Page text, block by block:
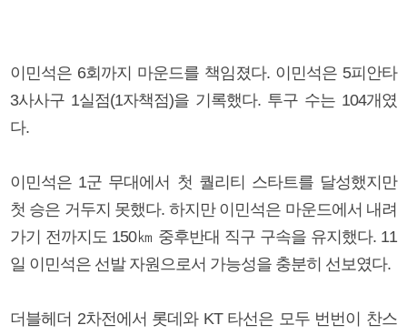
이민석은 6회까지 마운드를 책임졌다. 이민석은 5피안타
3사사구 1실점(1자책점)을 기록했다. 투구 수는 104개였
다.
이민석은 1군 무대에서 첫 퀄리티 스타트를 달성했지만
첫 승은 거두지 못했다. 하지만 이민석은 마운드에서 내려
가기 전까지도 150㎞ 중후반대 직구 구속을 유지했다. 11
일 이민석은 선발 자원으로서 가능성을 충분히 선보였다.
더블헤더 2차전에서 롯데와 KT 타선은 모두 번번이 찬스